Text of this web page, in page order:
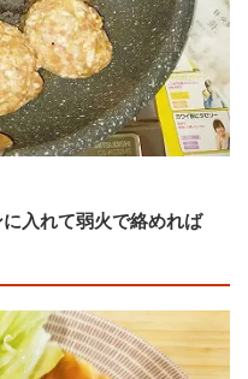
入れて弱火で絡めれば